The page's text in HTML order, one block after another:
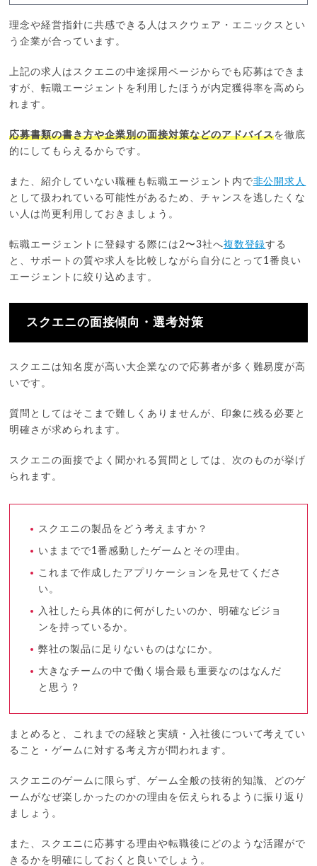
理念や経営指針に共感できる人はスクウェア・エニックスとい
う企業が合っています。
上記の求人はスクエニの中途採用ページからでも応募はできま
すが、転職エージェントを利用したほうが内定獲得率を高めら
れます。
応募書類の書き方や企業別の面接対策などのアドバイスを徹底
的にしてもらえるからです。
また、紹介していない職種も転職エージェント内で非公開求人
として扱われている可能性があるため、チャンスを逃したくな
い人は尚更利用しておきましょう。
転職エージェントに登録する際には2〜3社へ複数登録する
と、サポートの質や求人を比較しながら自分にとって1番良い
エージェントに絞り込めます。
スクエニの面接傾向・選考対策
スクエニは知名度が高い大企業なので応募者が多く難易度が高
いです。
質問としてはそこまで難しくありませんが、印象に残る必要と
明確さが求められます。
スクエニの面接でよく聞かれる質問としては、次のものが挙げ
られます。
スクエニの製品をどう考えますか？
いままでで1番感動したゲームとその理由。
これまで作成したアプリケーションを見せてくださ
い。
入社したら具体的に何がしたいのか、明確なビジョ
ンを持っているか。
弊社の製品に足りないものはなにか。
大きなチームの中で働く場合最も重要なのはなんだ
と思う？
まとめると、これまでの経験と実績・入社後について考えてい
ること・ゲームに対する考え方が問われます。
スクエニのゲームに限らず、ゲーム全般の技術的知識、どのゲ
ームがなぜ楽しかったのかの理由を伝えられるように振り返り
ましょう。
また、スクエニに応募する理由や転職後にどのような活躍がで
きるかを明確にしておくと良いでしょう。